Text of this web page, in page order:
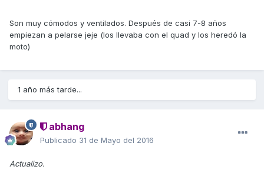
Son muy cómodos y ventilados. Después de casi 7-8 años
empiezan a pelarse jeje (los llevaba con el quad y los heredó la
moto)
1 año más tarde...
abhang
Publicado 31 de Mayo del 2016
Actualizo.